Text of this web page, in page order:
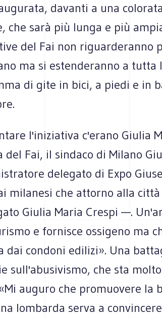
davanti a una
che sarà più lunga e più
del Fai non riguarderanno
ma si estenderanno a tutta
di gite in bici, a piedi e in
l'iniziativa c'erano Giulia
del Fai, il sindaco di Milano
delegato di Expo
milanesi che attorno alla
Giulia Maria Crespi —.
e fornisce ossigeno ma
dai condoni edilizi». Una
sull'abusivismo, che sta
auguro che promuovere la
lombarda serva a